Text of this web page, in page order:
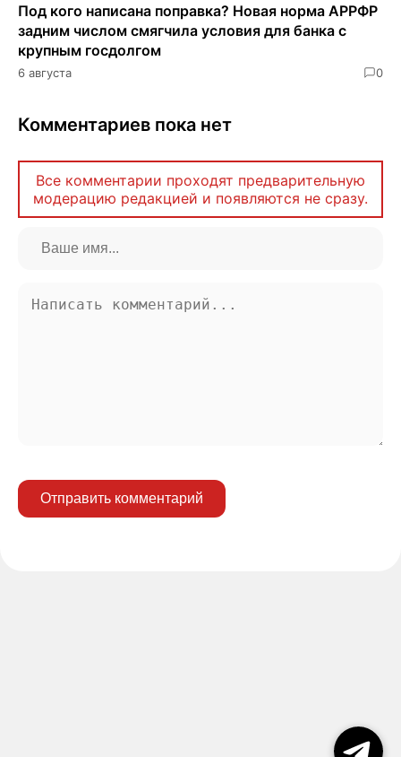
Под кого написана поправка? Новая норма АРРФР
задним числом смягчила условия для банка с
крупным госдолгом
6 августа 0
Комментариев пока нет
Все комментарии проходят предварительную
модерацию редакцией и появляются не сразу.
Отправить комментарий